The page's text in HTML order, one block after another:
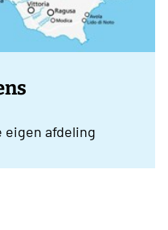
eigen afdeling